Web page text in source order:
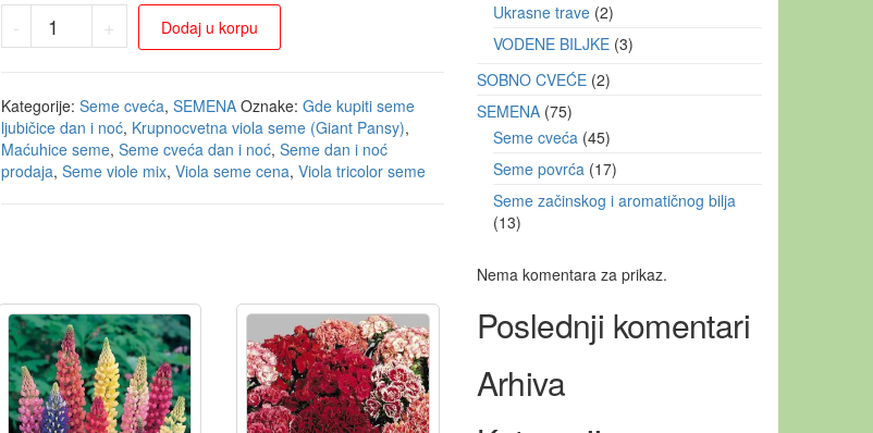
- + Dodaj u korpu
Kategorije: Seme cveća, SEMENA Oznake: Gde kupiti seme
ljubičice dan i noć, Krupnocvetna viola seme (Giant Pansy),
Maćuhice seme, Seme cveća dan i noć, Seme dan i noć
prodaja, Seme viole mix, Viola seme cena, Viola tricolor seme
Ukrasne trave 2
VODENE BILJKE 3
SOBNO CVEĆE 2
SEMENA 75
Seme cveća 45
Seme povrća 17
Seme začinskog i aromatičnog bilja
13
Nema komentara za prikaz.
Poslednji komentari
Arhiva